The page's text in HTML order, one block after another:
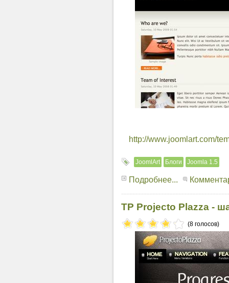
http://www.joomlart.com/
JoomlArt Блоги Joomla 1.5
Подробнее...
TP Projecto Plazza -
(8 голосов)